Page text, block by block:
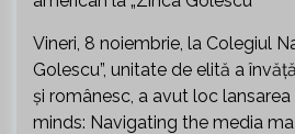
Vineri, 8 noiembrie, la Colegiul
Golescu”, unitate de elită a
și românesc, a avut loc lansarea
minds: Navigating the media